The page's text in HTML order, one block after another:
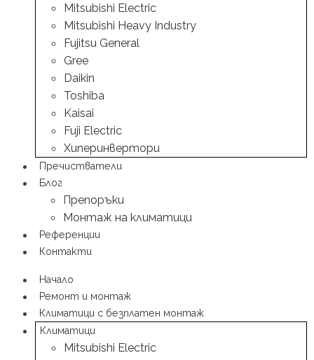
Mitsubishi Electric
Mitsubishi Heavy Industry
Fujitsu General
Gree
Daikin
Toshiba
Kaisai
Fuji Electric
Хиперинвертори
Пречистватели
Блог
Препоръки
Монтаж на климатици
Референции
Контакти
Начало
Ремонт и монтаж
Климатици с безплатен монтаж
Климатици
Mitsubishi Electric